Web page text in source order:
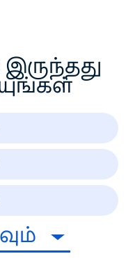
இருந்தது